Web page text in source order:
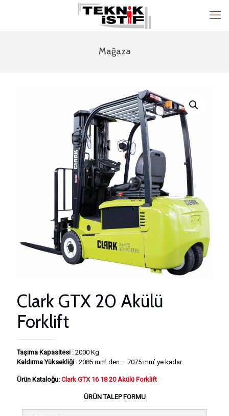
Mağaza
Clark GTX 20 Akülü
Forklift
Taşıma Kapasitesi : 2000 Kg
Kaldırma Yüksekliği : 2085 mm’ den – 7075 mm’ ye kadar
Ürün Kataloğu: Clark GTX 16 18 20 Akülü Forklift
ÜRÜN TALEP FORMU